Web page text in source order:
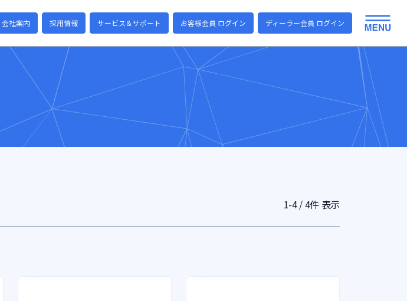
会社案内 採用情報 サービス＆サポート お客様会員 ログイン ディーラー会員 ログイン
1-4 / 4件 表示